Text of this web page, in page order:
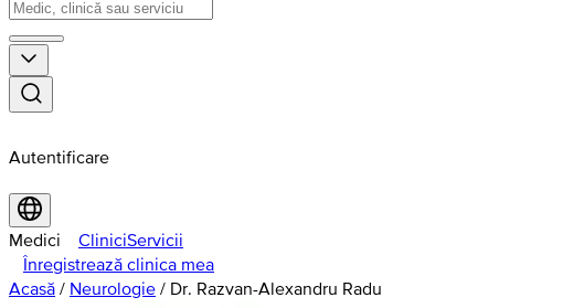
Autentificare
Medici CliniciServicii
Înregistrează clinica mea
Acasă / Neurologie / Dr. Razvan-Alexandru Radu